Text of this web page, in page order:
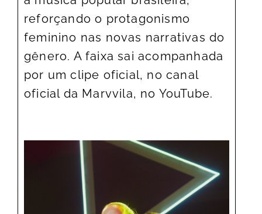
reforçando o protagonismo
feminino nas novas narrativas do
gênero. A faixa sai acompanhada
por um clipe oficial, no canal
oficial da Marvvila, no YouTube.